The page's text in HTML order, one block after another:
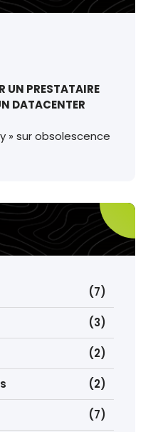
UN PRESTATAIRE
DATACENTER
» sur obsolescence
(7)
(3)
(2)
(2)
(7)